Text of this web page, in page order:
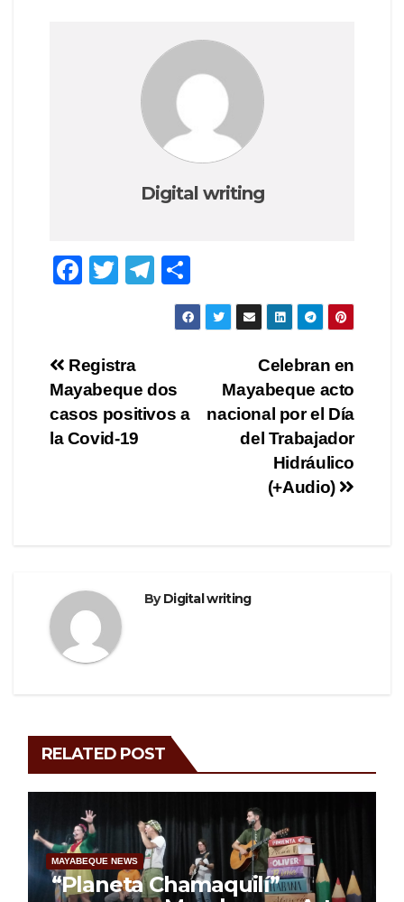
Digital writing
F
e
b
o
o
T
er
T
el
a
m
h
ar
Post
navigation
Celebran en
Mayabeque acto
nacional por el Día
del Trabajador
Hidráulico
(+Audio)
Registra
Mayabeque dos
casos positivos a
la Covid-19
ByDigital writing
RELATED POST
MAYABEQUE NEWS
“Planeta Chamaquilí”